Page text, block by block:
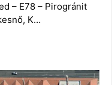
– E78 – Pirogránit
K…